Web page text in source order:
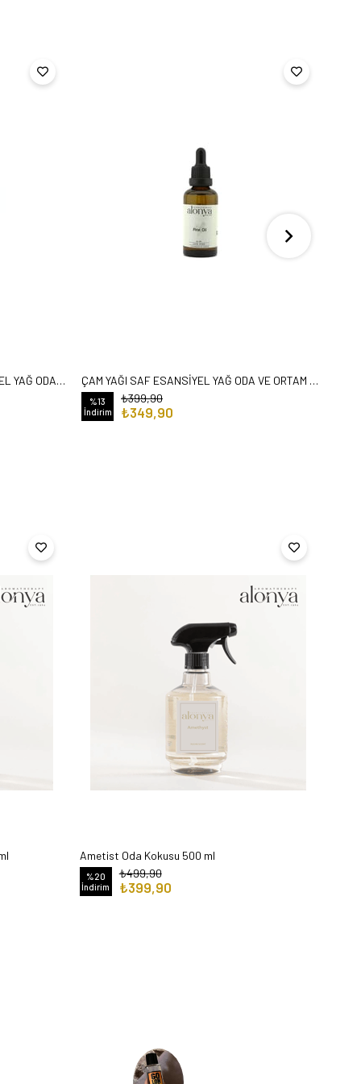
NAR ÇEKİRDEĞİ YAĞI SAF ESANSİYEL YAĞ ODA VE ORTAM KOKUSU AROMATİK UÇUCU YAĞ 50 ML ÇAM YAĞI SAF ESANSİYEL YAĞ ODA VE ORTAM KOKUSU AROMATİK UÇUCU YAĞ 50 ML
%13
İndirim
₺349,90
₺399,90
Ametist Oda Kokusu 500 ml
%20
İndirim
₺399,90
₺499,90